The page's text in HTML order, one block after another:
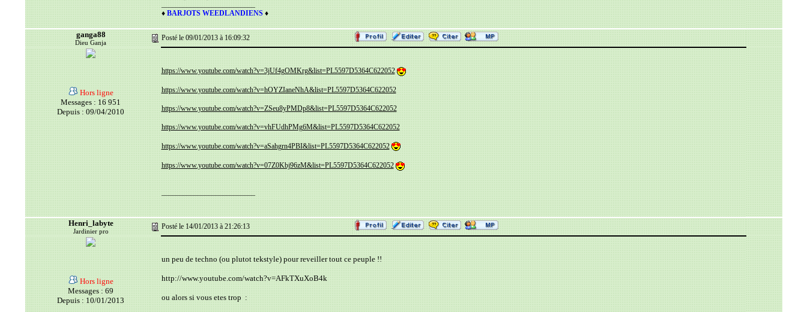
__________________________
♦BARJOTS WEEDLANDIENS♦
ganga88
Dieu Ganja
Posté le 09/01/2013 à 16:09:32
Hors ligne
Messages : 16 951
Depuis : 09/04/2010
https://www.youtube.com/watch?v=3jUf4gOMKrg&list=PL5597D5364C622052
https://www.youtube.com/watch?v=hOYZIaneNhA&list=PL5597D5364C622052
https://www.youtube.com/watch?v=ZSeu8yPMDp8&list=PL5597D5364C622052
https://www.youtube.com/watch?v=vhFUdhPMg6M&list=PL5597D5364C622052
https://www.youtube.com/watch?v=aSahgrn4PBI&list=PL5597D5364C622052
https://www.youtube.com/watch?v=07Z0Kbj96zM&list=PL5597D5364C622052
__________________________
Henri_labyte
Jardinier pro
Posté le 14/01/2013 à 21:26:13
Hors ligne
Messages : 69
Depuis : 10/01/2013
un peu de techno (ou plutot tekstyle) pour reveiller tout ce peuple !!
http://www.youtube.com/watch?v=AFkTXuXoB4k
ou alors si vous etes trop: